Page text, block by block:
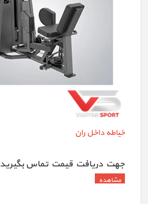
خیاطه داخل ران
جهت دريافت قيمت تماس بگيريد